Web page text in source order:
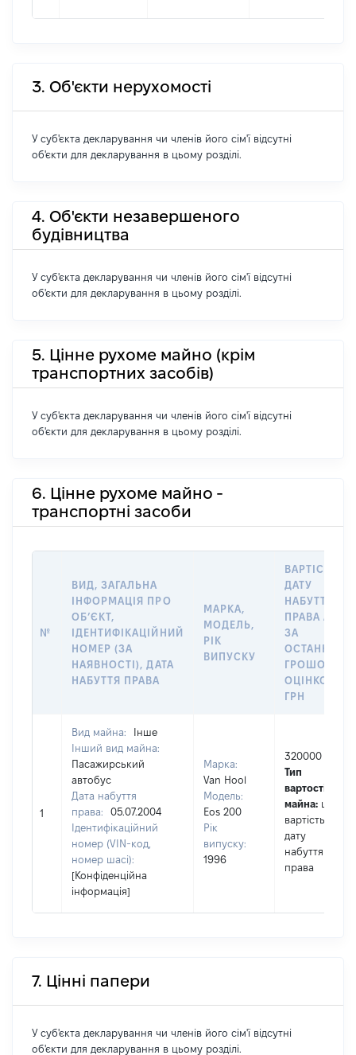
3. Об'єкти нерухомості
У суб'єкта декларування чи членів його сім'ї відсутні
об'єкти для декларування в цьому розділі.
4. Об'єкти незавершеного
будівництва
У суб'єкта декларування чи членів його сім'ї відсутні
об'єкти для декларування в цьому розділі.
5. Цінне рухоме майно (крім
транспортних засобів)
У суб'єкта декларування чи членів його сім'ї відсутні
об'єкти для декларування в цьому розділі.
6. Цінне рухоме майно -
транспортні засоби
№
ВИД, ЗАГАЛЬНА
ІНФОРМАЦІЯ ПРО
ОБʼЄКТ,
ІДЕНТИФІКАЦІЙНИЙ
НОМЕР (ЗА
НАЯВНОСТІ), ДАТА
НАБУТТЯ ПРАВА
МАРКА,
МОДЕЛЬ,
РІК
ВИПУСКУ
ВАРТІСТЬ НА
ДАТУ
НАБУТТЯ
ПРАВА АБО
ЗА
ГРОШОВОЮ
ОЦІНКОЮ,
ГРН
1
Вид майна:
Інше
Інший вид майна:
Пасажирський
автобус
Дата набуття
права:
05.07.2004
Ідентифікаційний
номер (VIN-код,
номер шасі):
[Конфіденційна
інформація]
Марка:
Van Hool
Модель:
Eos 200
Рік
випуску:
1996
320000
Тип
вартості
майна: це
вартість на
дату
набуття
права
7. Цінні папери
У суб'єкта декларування чи членів його сім'ї відсутні
об'єкти для декларування в цьому розділі.